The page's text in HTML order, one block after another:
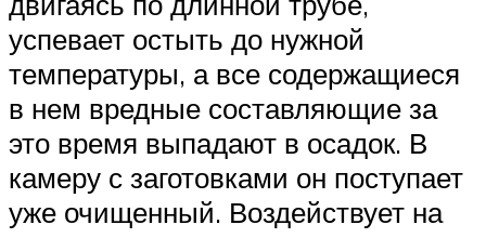
успевает остыть до нужной
температуры, а все содержащиеся
в нем вредные составляющие за
это время выпадают в осадок. В
камеру с заготовками он поступает
уже очищенный. Воздействует на